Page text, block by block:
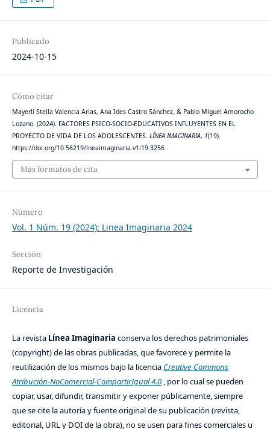
Publicado
2024-10-15
Cómo citar
Mayerli Stella Valencia Arias, Ana Ides Castro Sánchez, & Pablo Miguel Amorocho
Lozano. (2024). FACTORES PSICO-SOCIO-EDUCATIVOS INFLUYENTES EN EL
PROYECTO DE VIDA DE LOS ADOLESCENTES. LÍNEA IMAGINARIA, 1(19).
https://doi.org/10.56219/lneaimaginaria.v1i19.3256
Más formatos de cita
Número
Vol. 1 Núm. 19 (2024): Linea Imaginaria 2024
Sección
Reporte de Investigación
Licencia
La revista Línea Imaginaria conserva los derechos patrimoniales
(copyright) de las obras publicadas, que favorece y permite la
reutilización de los mismos bajo la licencia Creative Commons
Atribución-NoComercial-CompartirIgual 4.0, por lo cual se pueden
copiar, usar, difundir, transmitir y exponer públicamente, siempre
que se cite la autoría y fuente original de su publicación (revista,
editorial, URL y DOI de la obra), no se usen para fines comerciales u